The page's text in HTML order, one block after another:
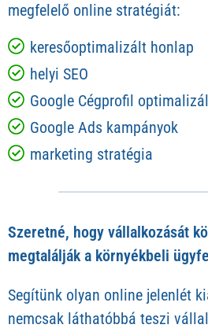
megfelelő online stratégiát:
keresőoptimalizált honlap
helyi SEO
Google Cégprofil
Google Ads kampányok
marketing stratégia
Szeretné, hogy vállalkozását
megtalálják a környékbeli
Segítünk olyan online jelenlét
nemcsak láthatóbbá teszi